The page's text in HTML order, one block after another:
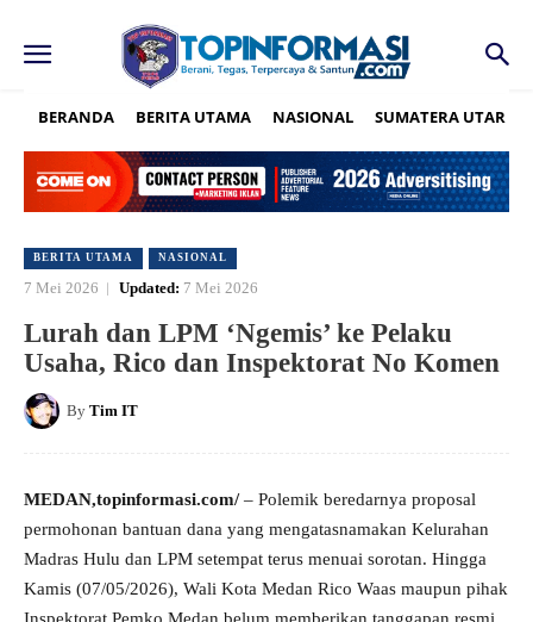
BERANDA BERITA UTAMA NASIONAL SUMATERA UTARA
BERITA UTAMA NASIONAL
7 Mei 2026 Updated: 7 Mei 2026
Lurah dan LPM ‘Ngemis’ ke Pelaku
Usaha, Rico dan Inspektorat No Komen
By Tim IT
MEDAN,topinformasi.com/– Polemik beredarnya proposal
permohonan bantuan dana yang mengatasnamakan Kelurahan
Madras Hulu dan LPM setempat terus menuai sorotan. Hingga
Kamis (07/05/2026), Wali Kota Medan Rico Waas maupun pihak